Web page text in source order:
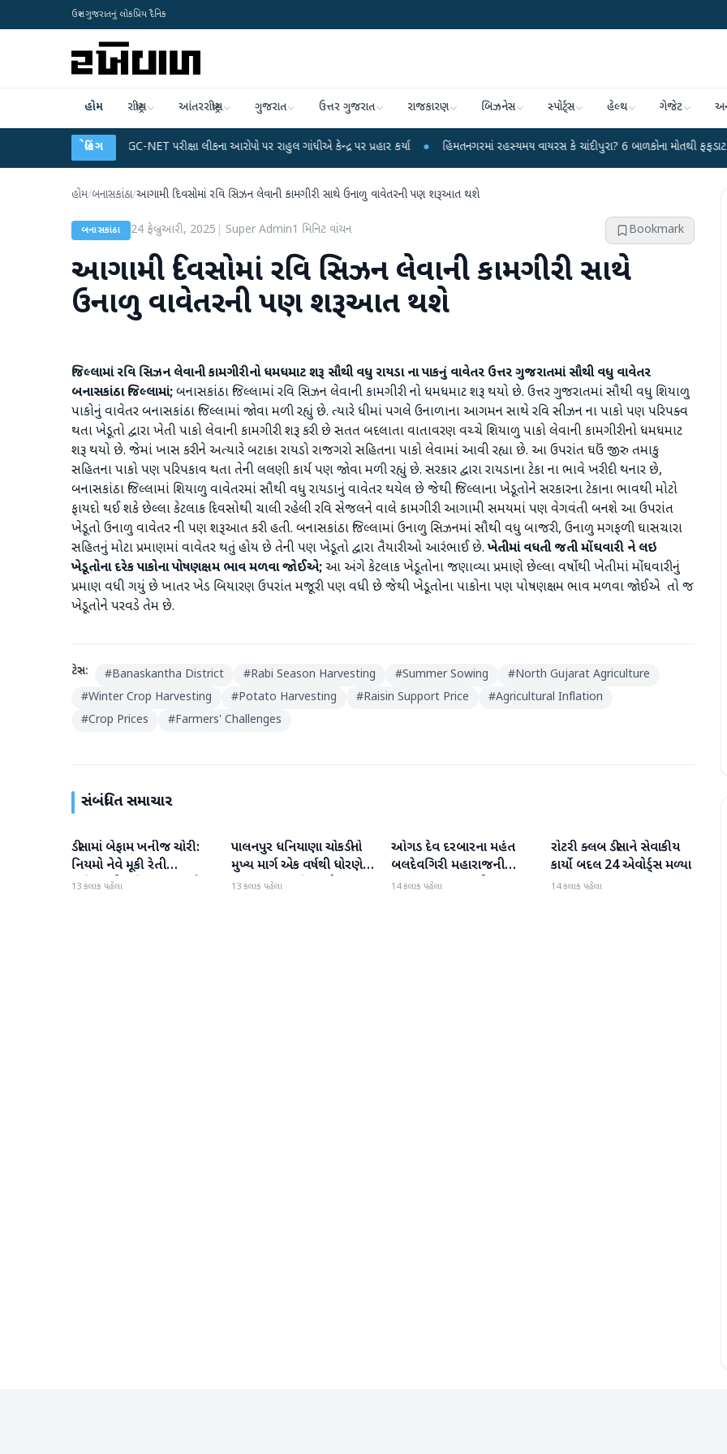
ઉત્તર ગુજરાતનું લોકપ્રિય દૈનિક
હોમ રાષ્ટ્રીય આંતરરાષ્ટ્રીય ગુજરાત ઉત્તર ગુજરાત રાજકારણ બિઝનેસ સ્પોર્ટ્સ હેલ્થ ગેજેટ
બ્રેકિંગ
UGC-NET પરીક્ષા લીકના આરોપો પર રાહુલ ગાંધીએ કેન્દ્ર પર પ્રહાર કર્યા ● હિંમતનગરમાં રહસ્યમય વાયરસ કે ચાંદીપુરા? 6 બાળકોના મોતથી ફફડાટ ● હવામાન
હોમ/બનાસકાંઠા/આગામી દિવસોમાં રવિ સિઝન લેવાની કામગીરી સાથે ઉનાળુ વાવેતરની પણ શરૂઆત થશે
બનાસકાંઠા 24 ફેબ્રુઆરી, 2025 Super Admin1 મિનિટ વાંચન Bookmark
આગામી દિવસોમાં રવિ સિઝન લેવાની કામગીરી સાથે
ઉનાળુ વાવેતરની પણ શરૂઆત થશે
જિલ્લામાં રવિ સિઝન લેવાની કામગીરીનો ધમધમાટ શરૂ સૌથી વધુ રાયડા ના પાકનું વાવેતર ઉત્તર ગુજરાતમાં સૌથી વધુ વાવેતર
બનાસકાંઠા જિલ્લામાં;બનાસકાંઠા જિલ્લામાં રવિ સિઝન લેવાની કામગીરી નો ધમધમાટ શરૂ થયો છે. ઉત્તર ગુજરાતમાં સૌથી વધુ શિયાળુ
પાકોનું વાવેતર બનાસકાંઠા જિલ્લામાં જોવા મળી રહ્યું છે. ત્યારે ધીમાં પગલે ઉનાળાના આગમન સાથે રવિ સીઝન ના પાકો પણ પરિપક્વ
થતા ખેડૂતો દ્વારા ખેતી પાકો લેવાની કામગીરી શરૂ કરી છે સતત બદલાતા વાતાવરણ વચ્ચે શિયાળુ પાકો લેવાની કામગીરીનો ધમધમાટ
શરૂ થયો છે. જેમાં ખાસ કરીને અત્યારે બટાકા રાયડો રાજગરો સહિતના પાકો લેવામાં આવી રહ્યા છે. આ ઉપરાંત ઘઉં જીરુ તમાકુ
સહિતના પાકો પણ પરિપકાવ થતા તેની લલણી કાર્ય પણ જોવા મળી રહ્યું છે. સરકાર દ્વારા રાયડાના ટેકા ના ભાવે ખરીદી થનાર છે,
બનાસકાંઠા જિલ્લામાં શિયાળુ વાવેતરમાં સૌથી વધુ રાયડાનું વાવેતર થયેલ છે જેથી જિલ્લાના ખેડૂતોને સરકારના ટેકાના ભાવથી મોટો
ફાયદો થઈ શકે છેલ્લા કેટલાક દિવસોથી ચાલી રહેલી રવિ સેજલને વાલે કામગીરી આગામી સમયમાં પણ વેગવંતી બનશે આ ઉપરાંત
ખેડૂતો ઉનાળુ વાવેતર ની પણ શરૂઆત કરી હતી. બનાસકાંઠા જિલ્લામાં ઉનાળુ સિઝનમાં સૌથી વધુ બાજરી, ઉનાળુ મગફળી ઘાસચારા
સહિતનું મોટા પ્રમાણમાં વાવેતર થતું હોય છે તેની પણ ખેડૂતો દ્વારા તૈયારીઓ આરંભાઈ છે.ખેતીમાં વધતી જતી મોંઘવારી ને લઇ
ખેડૂતોના દરેક પાકોના પોષણક્ષમ ભાવ મળવા જોઈએ; આ અંગે કેટલાક ખેડૂતોના જણાવ્યા પ્રમાણે છેલ્લા વર્ષોથી ખેતીમાં મોંઘવારીનું
પ્રમાણ વધી ગયું છે ખાતર ખેડ બિયારણ ઉપરાંત મજૂરી પણ વધી છે જેથી ખેડૂતોના પાકોના પણ પોષણક્ષમ ભાવ મળવા જોઈએ તો જ
ખેડૂતોને પરવડે તેમ છે.
ટેગ્સ: #Banaskantha District #Rabi Season Harvesting #Summer Sowing #North Gujarat Agriculture
#Winter Crop Harvesting #Potato Harvesting #Raisin Support Price #Agricultural Inflation
#Crop Prices #Farmers' Challenges
સંબંધિત સમાચાર
બનાસકાંઠા
ડીસામાં બેફામ ખનીજ ચોરી:
નિયમો નેવે મૂકી રેતી
માફિયાઓ સક્રિય, તંત્ર સામે
13 કલાક પહેલા
બનાસકાંઠા
પાલનપુર ધનિયાણા ચોકડીનો
મુખ્ય માર્ગ એક વર્ષથી ધોરણે:
ગટરલાઇન પછી રસ્તો ન
13 કલાક પહેલા
બનાસકાંઠા
ઓગડ દેવ દરબારના મહંત
બલદેવગિરી મહારાજની
અટકાયત બાદ જામીન પર
14 કલાક પહેલા
બનાસકાંઠા
રોટરી ક્લબ ડીસાને સેવાકીય
કાર્યો બદલ 24 એવોર્ડ્સ મળ્યા
14 કલાક પહેલા